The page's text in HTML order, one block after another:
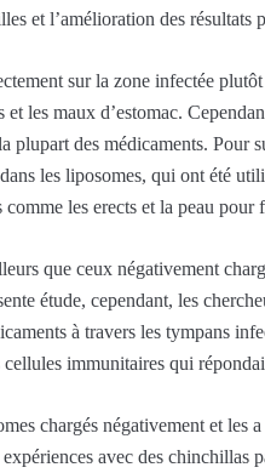
et l’amélioration des résultats
sur la zone infectée
les maux d’estomac.
des médicaments. Pour
les liposomes, qui ont été
les erects et la peau pour
que ceux négativement
étude, cependant, les
à travers les tympans
immunitaires qui
chargés négativement et les
avec des chinchillas